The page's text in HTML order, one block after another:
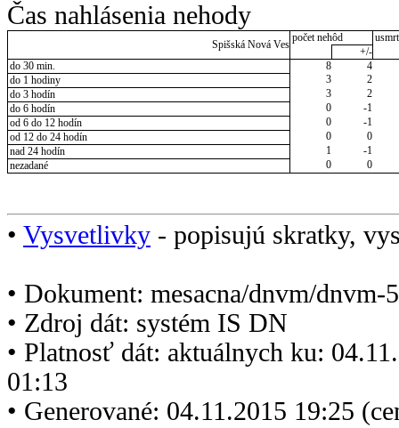
Čas nahlásenia nehody
Spišská Nová Ves
počet nehôd
+/-
do 30 min.
8
4
do 1 hodiny
3
2
do 3 hodín
3
2
do 6 hodín
0
-1
od 6 do 12 hodín
0
-1
od 12 do 24 hodín
0
0
nad 24 hodín
1
-1
nezadané
0 0
• Vysvetlivky - popisujú skratky,
• Dokument: mesacna/dnvm/dnvm-
• Zdroj dát: systém IS DN
• Platnosť dát: aktuálnych ku:
01:13
• Generované: 04.11.2015 19:25